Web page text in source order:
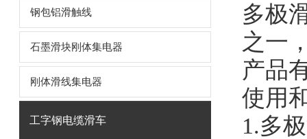
钢包铝滑触线
石墨滑块刚体集电器
刚体滑线集电器
工字钢电缆滑车
多极
之一
产品
使用
1.多